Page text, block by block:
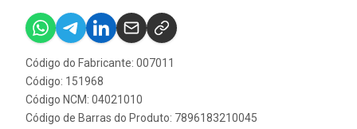
Código do Fabricante: 007011
Código: 151968
Código NCM: 04021010
Código de Barras do Produto: 7896183210045